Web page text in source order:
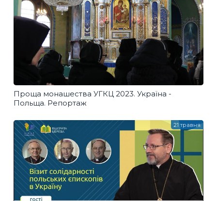
Проща монашества УГКЦ 2023. Україна -
Польща. Репортаж
21 травня